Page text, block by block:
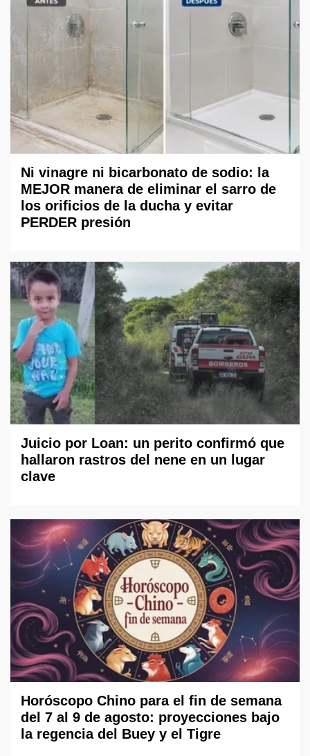
Ni vinagre ni bicarbonato de sodio: la
MEJOR manera de eliminar el sarro de
los orificios de la ducha y evitar
PERDER presión
Juicio por Loan: un perito confirmó que
hallaron rastros del nene en un lugar
clave
Horóscopo Chino para el fin de semana
del 7 al 9 de agosto: proyecciones bajo
la regencia del Buey y el Tigre